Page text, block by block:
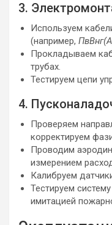
3.
Используем
(например,
Прокладываем
трубах.
Тестируем цепи
4.
Проверяем
корректируем
Проводим
измерением
Калибруем
Тестируем
имитацией